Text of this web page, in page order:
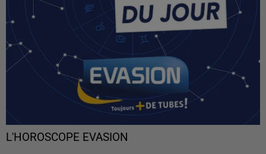
L'HOROSCOPE EVASION